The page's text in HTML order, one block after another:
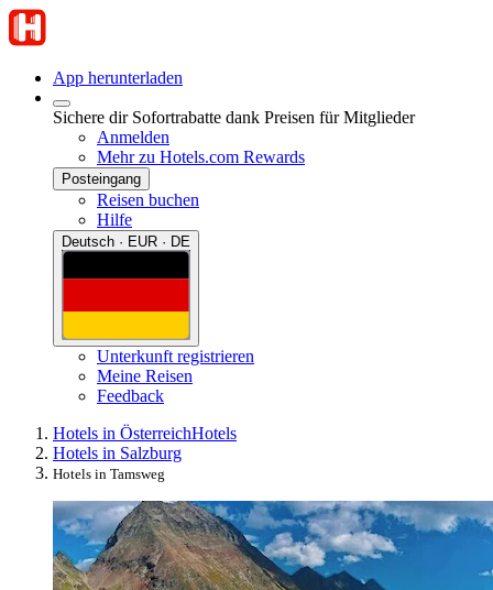
App herunterladen
Sichere dir Sofortrabatte dank Preisen für Mitglieder
Anmelden
Mehr zu Hotels.com Rewards
Posteingang
Reisen buchen
Hilfe
Deutsch · EUR · DE
Unterkunft registrieren
Meine Reisen
Feedback
Hotels in ÖsterreichHotels
Hotels in Salzburg
Hotels in Tamsweg